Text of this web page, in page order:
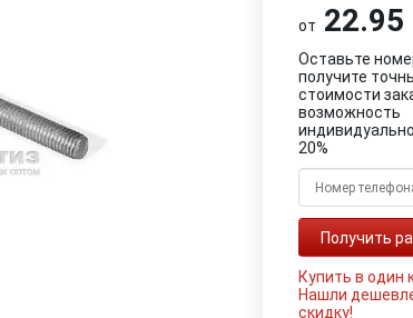
от 22.95
Оставьте
получите
стоимости
возможность
20%
Купить в один
Нашли
скидку!